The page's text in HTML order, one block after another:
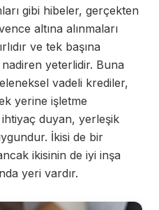
gibi hibeler, gerçekten
altına alınmaları
ve tek başına
yeterlidir. Buna
vadeli krediler,
yerine işletme
duyan, yerleşik
İkisi de bir
ikisinin de iyi inşa
yeri vardır.